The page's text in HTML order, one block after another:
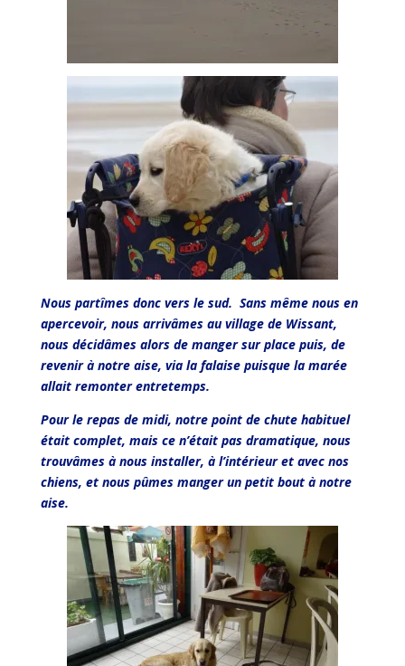
Nous partîmes donc vers le sud. Sans même nous en
apercevoir, nous arrivâmes au village de Wissant,
nous décidâmes alors de manger sur place puis, de
revenir à notre aise, via la falaise puisque la marée
allait remonter entretemps.
Pour le repas de midi, notre point de chute habituel
était complet, mais ce n’était pas dramatique, nous
trouvâmes à nous installer, à l’intérieur et avec nos
chiens, et nous pûmes manger un petit bout à notre
aise.